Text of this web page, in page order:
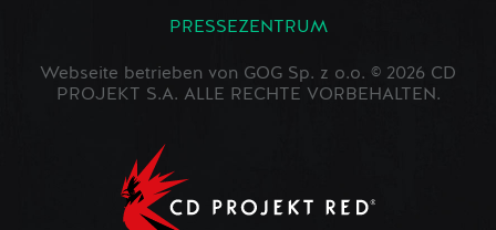
PRESSEZENTRUM
Webseite betrieben von GOG Sp. z o.o. © 2026 CD
PROJEKT S.A. ALLE RECHTE VORBEHALTEN.